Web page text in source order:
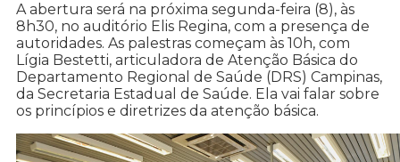
A abertura será na próxima segunda-feira (8), às
8h30, no auditório Elis Regina, com a presença de
autoridades. As palestras começam às 10h, com
Lígia Bestetti, articuladora de Atenção Básica do
Departamento Regional de Saúde (DRS) Campinas,
da Secretaria Estadual de Saúde. Ela vai falar sobre
os princípios e diretrizes da atenção básica.